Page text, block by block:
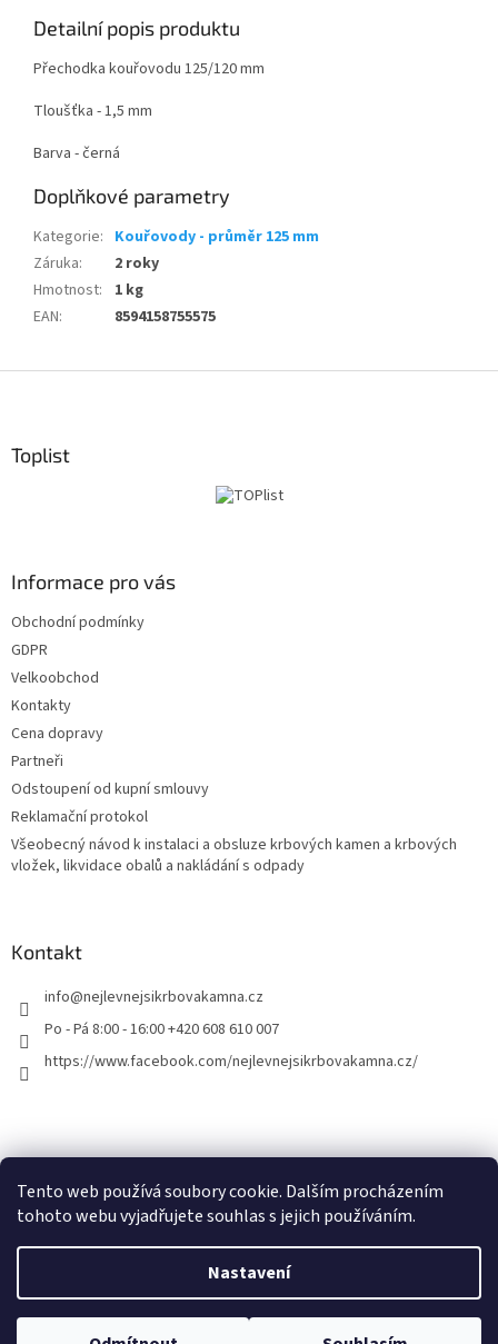
Tento web používá soubory cookie. Dalším procházením
tohoto webu vyjadřujete souhlas s jejich používáním.
Nastavení
Detailní popis produktu
Přechodka kouřovodu 125/120 mm
Tloušťka - 1,5 mm
Barva - černá
Doplňkové parametry
Kategorie: Kouřovody - průměr 125 mm
Záruka:
2 roky
Hmotnost:
1 kg
EAN: 8594158755575
Toplist
Informace pro vás
Obchodní podmínky
GDPR
Velkoobchod
Kontakty
Cena dopravy
Partneři
Odstoupení od kupní smlouvy
Reklamační protokol
Všeobecný návod k instalaci a obsluze krbových kamen a krbových
vložek, likvidace obalů a nakládání s odpady
Kontakt
info@nejlevnejsikrbovakamna.cz
Po - Pá 8:00 - 16:00 +420 608 610 007
https://www.facebook.com/nejlevnejsikrbovakamna.cz/
Copyright 2026Nejlevnejsikrbovakamna.cz. Všechna práva